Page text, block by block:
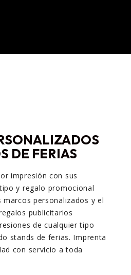
DE FERIAS
impresión con sus
y regalo promocional
personalizados y el
publicitarios
de cualquier tipo
stands de ferias. Imprenta
con servicio a toda